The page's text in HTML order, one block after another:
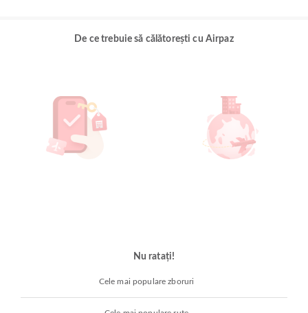
De ce trebuie să călătorești cu Airpaz
Nu ratați!
Cele mai populare zboruri